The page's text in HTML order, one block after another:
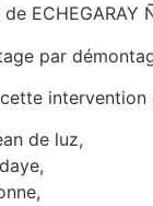
ECHEGARAY
par
de luz,